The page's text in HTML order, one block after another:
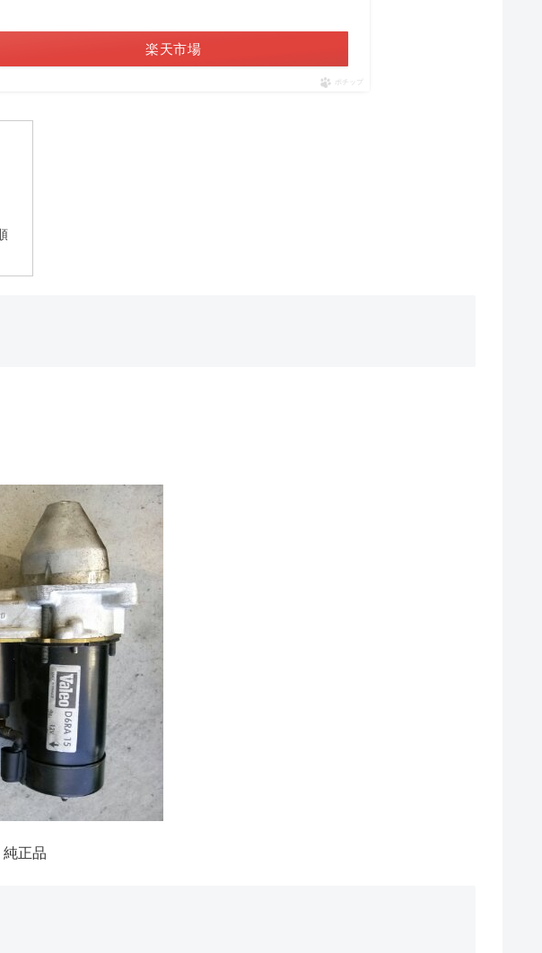
楽天市場
ポチップ
正品